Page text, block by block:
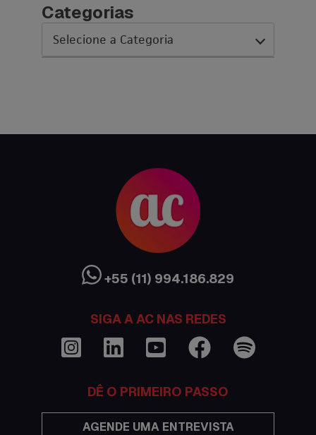
Categorias
Ciência sem Fronteiras
Cultura Austrália
Curso de inglês no exterior
Documentações e visto
Estudar no exterior
+55 (11) 994.186.829
SIGA A AC NAS REDES
DÊ O PRIMEIRO PASSO
AGENDE UMA ENTREVISTA